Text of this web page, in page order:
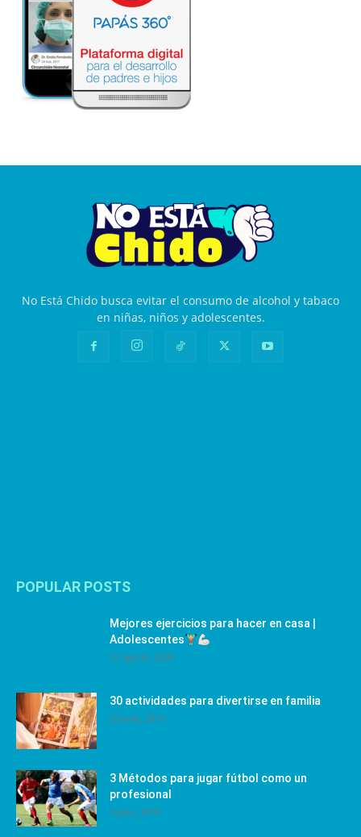
No Está Chido busca evitar el consumo de alcohol y tabaco
en niñas, niños y adolescentes.
POPULAR POSTS
Mejores ejercicios para hacer en casa |
Adolescentes
12 agosto, 2024
30 actividades para divertirse en familia
25 julio, 2019
3 Métodos para jugar fútbol como un
profesional
4 julio, 2019